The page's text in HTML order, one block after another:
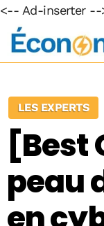
<-- Ad-inserter --
LES EXPERTS
[Best
peau